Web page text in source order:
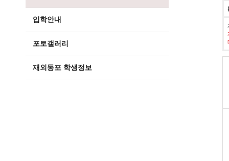
입학안내
포토갤러리
재외동포 학생정보